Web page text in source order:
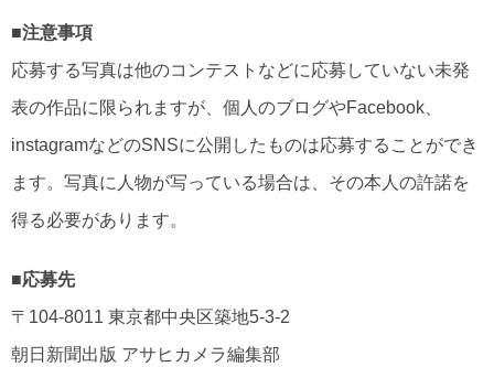
■注意事項
応募する写真は他のコンテストなどに応募していない未発
表の作品に限られますが、個人のブログやFacebook、
instagramなどのSNSに公開したものは応募することができ
ます。写真に人物が写っている場合は、その本人の許諾を
得る必要があります。
■応募先
〒104-8011 東京都中央区築地5-3-2
朝日新聞出版 アサヒカメラ編集部